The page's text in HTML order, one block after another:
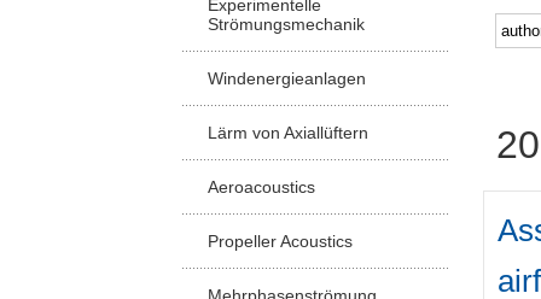
Experimentelle
Strömungsmechanik
Windenergieanlagen
Lärm von Axiallüftern
Aeroacoustics
Propeller Acoustics